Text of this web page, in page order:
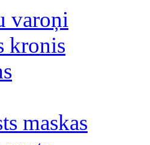
varoņi
kronis
maskas